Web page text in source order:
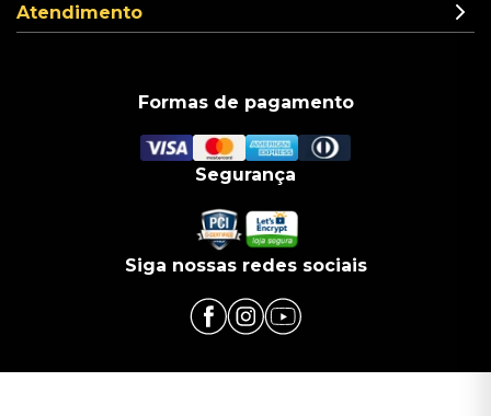
Atendimento
Formas de pagamento
Segurança
Siga nossas redes sociais